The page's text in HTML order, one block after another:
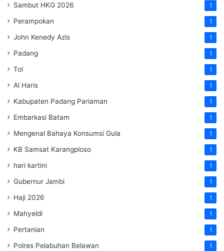
Sambut HKG 2026 1
Perampokan 1
John Kenedy Azis 1
Padang 1
Tol 1
Al Haris 1
Kabupaten Padang Pariaman 1
Embarkasi Batam 1
Mengenal Bahaya Konsumsi Gula 1
KB Samsat Karangploso 1
hari kartini 1
Gubernur Jambi 1
Haji 2026 1
Mahyeldi 1
Pertanian 1
Polres Pelabuhan Belawan 1